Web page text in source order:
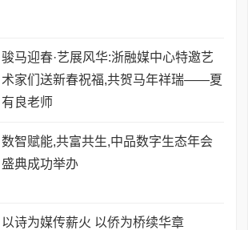
骏马迎春·艺展风华:浙融媒中心特邀艺
术家们送新春祝福,共贺马年祥瑞——夏
有良老师
数智赋能,共富共生,中品数字生态年会
盛典成功举办
以诗为媒传薪火 以侨为桥续华章